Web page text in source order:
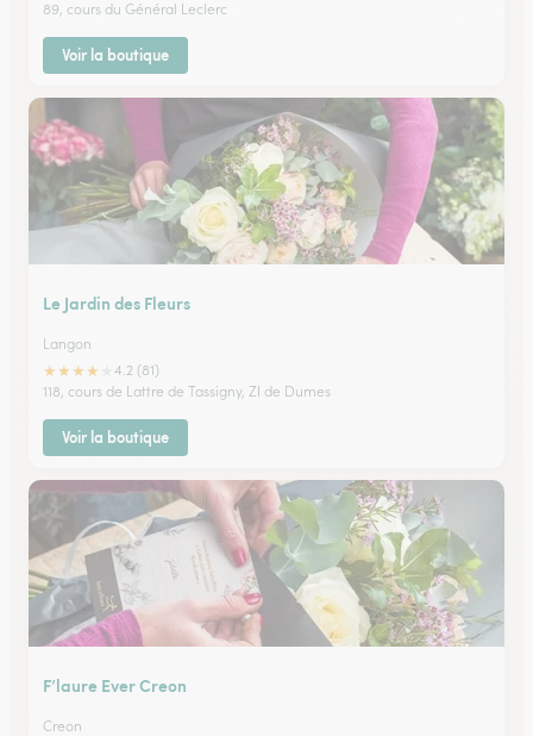
89, cours du Général Leclerc
Voir la boutique
Le Jardin des Fleurs
Langon
★★★★
4.2 (81)
118, cours de Lattre de Tassigny, ZI de Dumes
Voir la boutique
F’laure Ever Creon
Creon